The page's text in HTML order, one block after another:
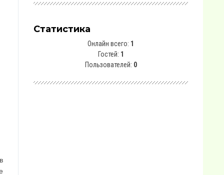
Статистика
Онлайн всего: 1
Гостей: 1
Пользователей: 0